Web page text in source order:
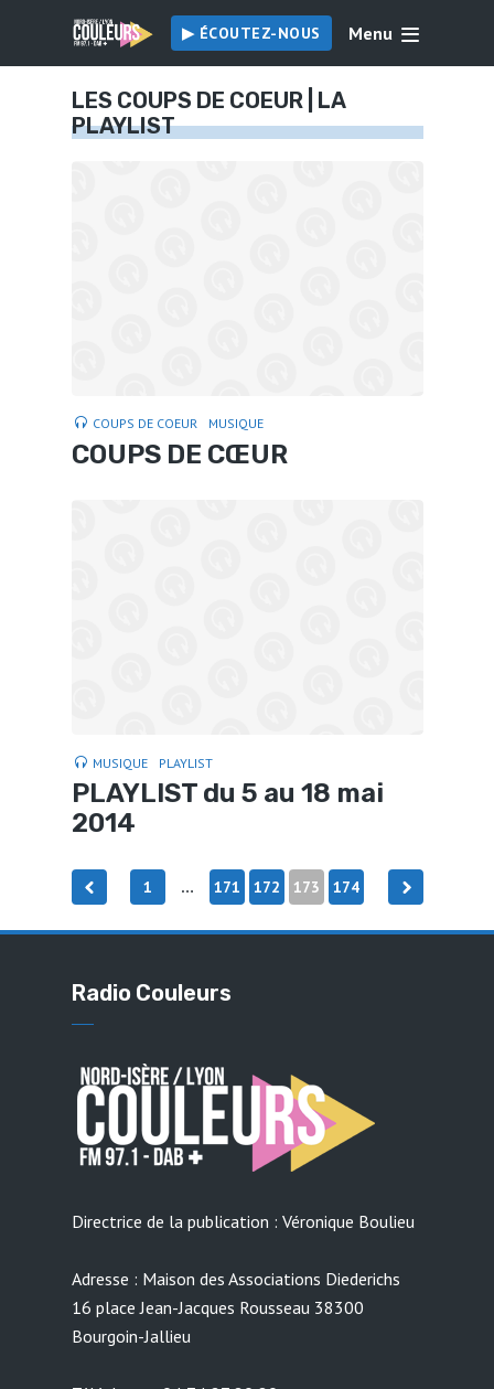
▶︎ ÉCOUTEZ-NOUS Menu
LES COUPS DE COEUR | LA
PLAYLIST
COUPS DE COEUR MUSIQUE
COUPS DE CŒUR
MUSIQUE PLAYLIST
PLAYLIST du 5 au 18 mai
2014
Pagination
des
publications
1 … 171 172 173 174
Radio Couleurs
Directrice de la publication : Véronique Boulieu
Adresse : Maison des Associations Diederichs
16 place Jean-Jacques Rousseau 38300
Bourgoin-Jallieu